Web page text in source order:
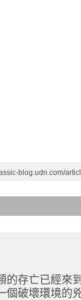
blog.udn.com/
的存亡已經來
個破壞環境的